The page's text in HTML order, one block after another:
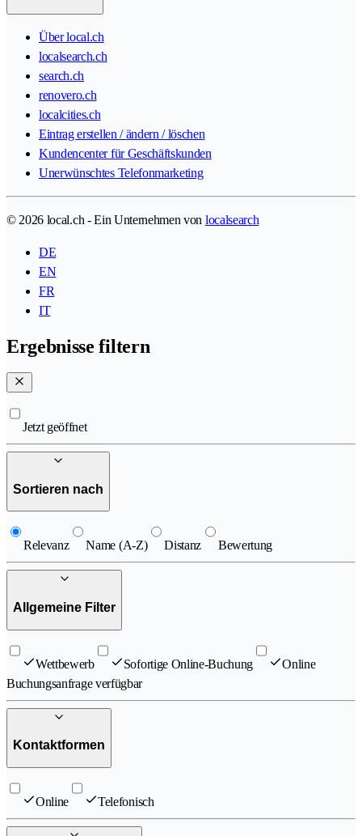
Über local.ch
localsearch.ch
search.ch
renovero.ch
localcities.ch
Eintrag erstellen / ändern / löschen
Kundencenter für Geschäftskunden
Unerwünschtes Telefonmarketing
© 2026 local.ch - Ein Unternehmen von localsearch
DE
EN
FR
IT
Ergebnisse filtern
Jetzt geöffnet
Sortieren nach
Relevanz Name (A-Z) Distanz Bewertung
Allgemeine Filter
Wettbewerb Sofortige Online-Buchung
Online
Buchungsanfrage verfügbar
Kontaktformen
Online Telefonisch